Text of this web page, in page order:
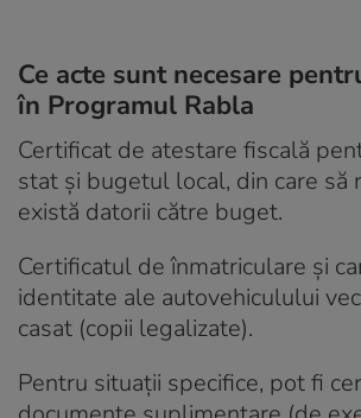
Ce acte sunt necesare
în Programul Rabla
Certificat de atestare fiscală
stat și bugetul local, din care să
există datorii către buget.
Certificatul de înmatriculare și
identitate ale autovehiculului
casat (copii legalizate).
Pentru situații specifice, pot fi